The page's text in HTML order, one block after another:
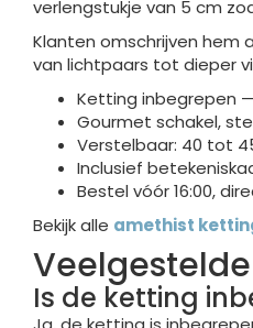
verlengstukje van 5 cm
Klanten omschrijven hem
van lichtpaars tot dieper
Ketting inbegrepen
Gourmet schakel,
Verstelbaar: 40 tot
Inclusief
Bestel vóór 16:00,
Bekijk alle amethist
Is de ketting